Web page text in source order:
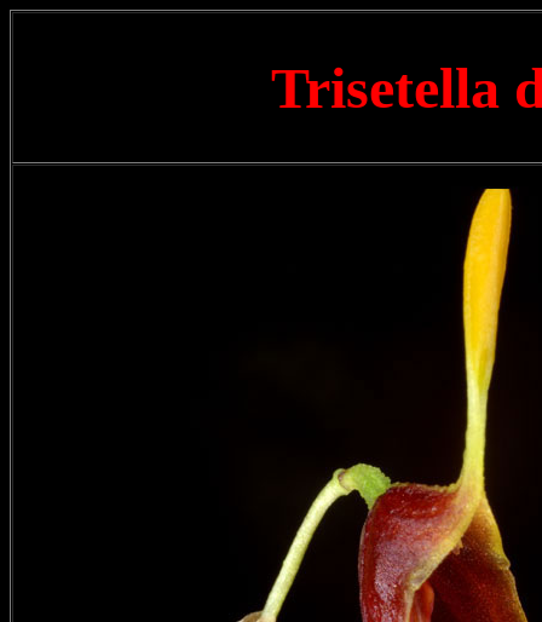
Trisetella